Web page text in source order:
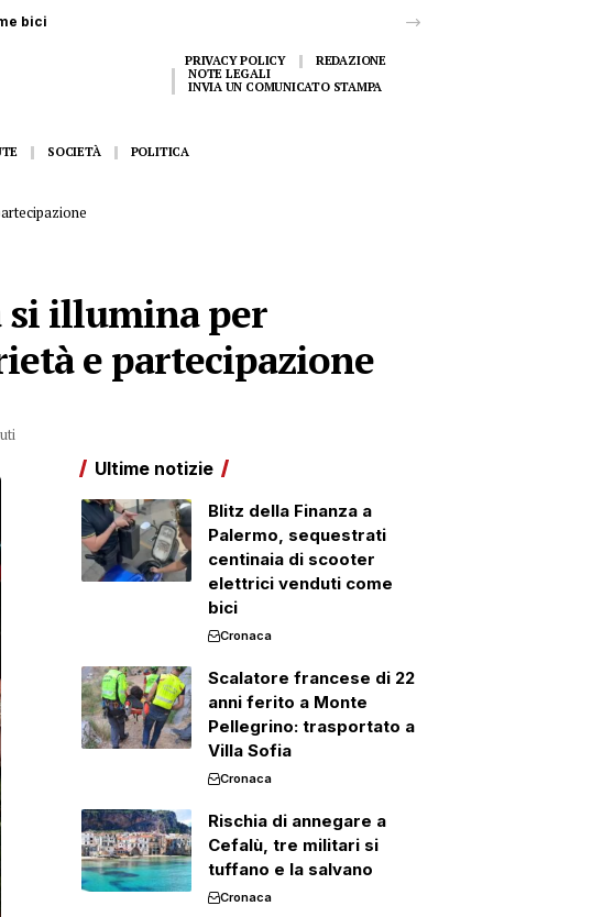
PRIVACY POLICY
REDAZIONE
NOTE LEGALI
INVIA UN COMUNICATO STAMPA
SOCIETÀ POLITICA
si illumina per
e partecipazione
Ultime notizie
Blitz della Finanza a
Palermo, sequestrati
centinaia di scooter
elettrici venduti come
bici
Cronaca
Scalatore francese di 22
anni ferito a Monte
Pellegrino: trasportato a
Villa Sofia
Cronaca
Rischia di annegare a
Cefalù, tre militari si
tuffano e la salvano
Cronaca